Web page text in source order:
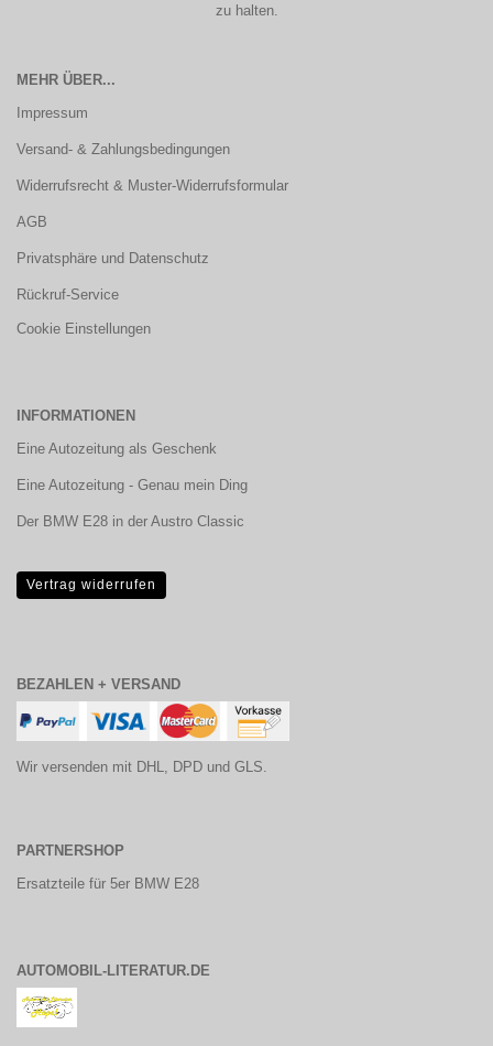
zu halten.
MEHR ÜBER...
Impressum
Versand- & Zahlungsbedingungen
Widerrufsrecht & Muster-Widerrufsformular
AGB
Privatsphäre und Datenschutz
Rückruf-Service
Cookie Einstellungen
INFORMATIONEN
Eine Autozeitung als Geschenk
Eine Autozeitung - Genau mein Ding
Der BMW E28 in der Austro Classic
Vertrag widerrufen
BEZAHLEN + VERSAND
Wir versenden mit DHL, DPD und GLS.
PARTNERSHOP
Ersatzteile für 5er BMW E28
AUTOMOBIL-LITERATUR.DE